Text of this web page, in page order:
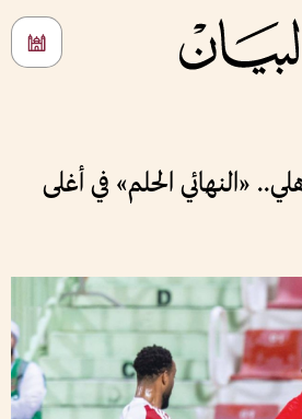
«النهائي الحلم» في أغلى